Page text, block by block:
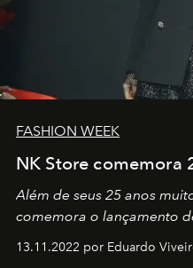
FASHION WEEK
NK Store comemora
Além de seus 25 anos
comemora o lançamento
13.11.2022 por Eduardo